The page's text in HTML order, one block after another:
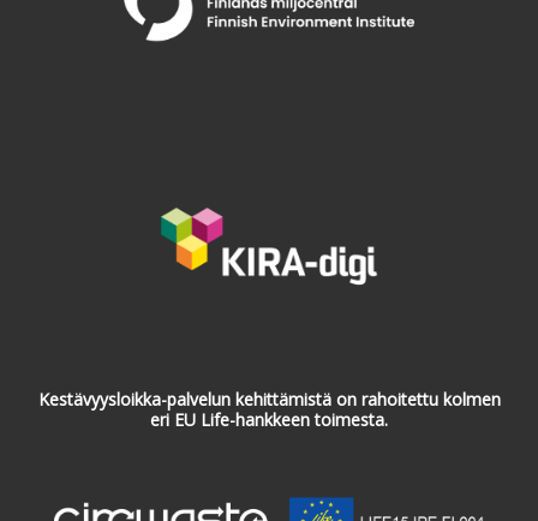
Kestävyysloikka-palvelun kehittämistä on rahoitettu kolmen
eri EU Life-hankkeen toimesta.